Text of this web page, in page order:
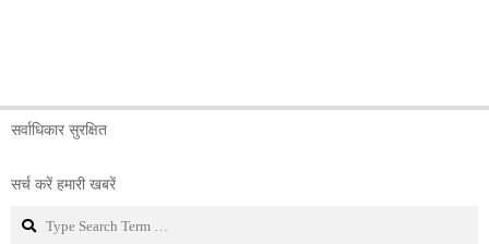
सर्वाधिकार सुरक्षित
सर्च करें हमारी खबरें